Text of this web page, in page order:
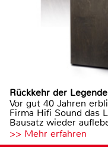
Rückkehr der Legende
Vor gut 40 Jahren
Firma Hifi Sound das
Bausatz wieder
>> Mehr erfahren